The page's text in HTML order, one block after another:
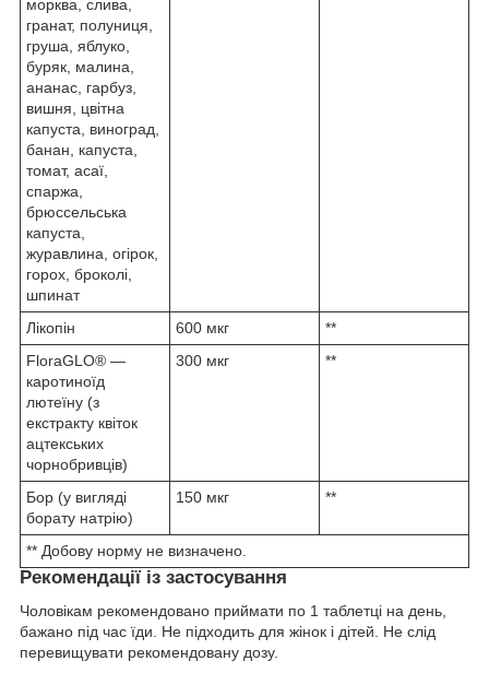
морква, слива,
гранат, полуниця,
груша, яблуко,
буряк, малина,
ананас, гарбуз,
вишня, цвітна
капуста, виноград,
банан, капуста,
томат, асаї,
спаржа,
брюссельська
капуста,
журавлина, огірок,
горох, броколі,
шпинат
Лікопін
600 мкг
**
FloraGLO® —
каротиноїд
лютеїну (з
екстракту квіток
ацтекських
чорнобривців)
300 мкг **
Бор (у вигляді
борату натрію)
150 мкг **
** Добову норму не визначено.
Рекомендації із застосування
Чоловікам рекомендовано приймати по 1 таблетці на день,
бажано під час їди. Не підходить для жінок і дітей. Не слід
перевищувати рекомендовану дозу.